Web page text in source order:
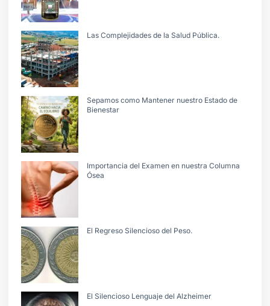
Las Complejidades de la Salud Pública.
Sepamos como Mantener nuestro Estado de
Bienestar
Importancia del Examen en nuestra Columna
Ósea
El Regreso Silencioso del Peso.
El Silencioso Lenguaje del Alzheimer